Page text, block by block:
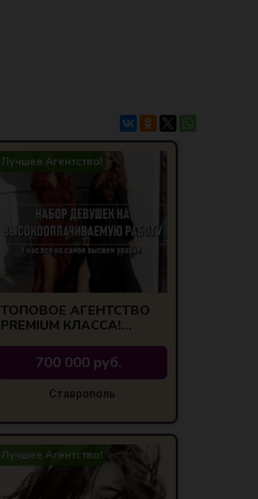
Лучшее Агентство!
ТОПОВОЕ АГЕНТСТВО
PREMIUM КЛАССА!
700 000 руб.
Ставрополь
Лучшее Агентство!